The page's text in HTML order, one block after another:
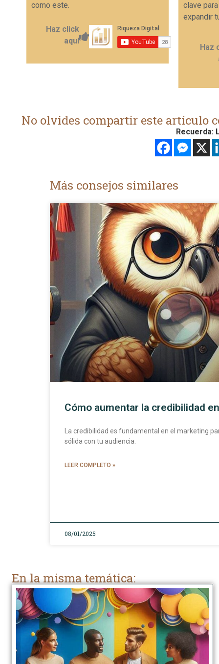
como este.
Haz click
aquí
clave
expandir
Haz
No olvides compartir este artículo
Recuerda:
Más consejos similares
Cómo aumentar la credibilidad
La credibilidad es fundamental en el marketing
sólida con tu audiencia.
LEER COMPLETO »
08/01/2025
En la misma temática: